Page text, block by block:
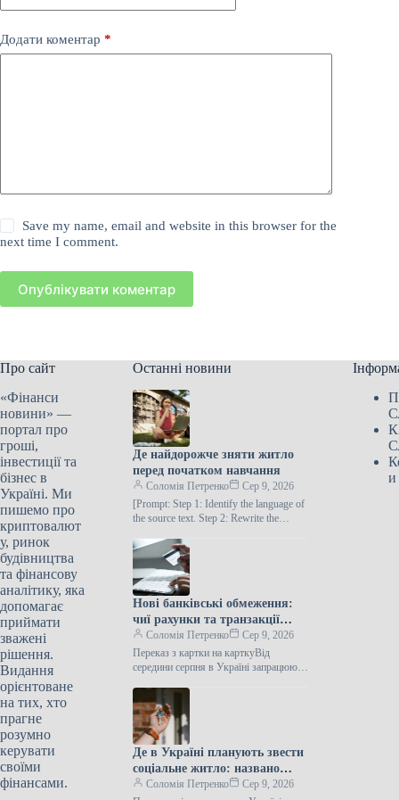
Додати коментар *
Save my name, email and website in this browser for the
next time I comment.
Опублікувати коментар
Про сайт
«Фінанси
новини» —
портал про
гроші,
інвестиції та
бізнес в
Україні. Ми
пишемо про
криптовалют
у, ринок
будівництва
та фінансову
аналітику, яка
допомагає
приймати
зважені
рішення.
Видання
орієнтоване
на тих, хто
прагне
розумно
керувати
своїми
фінансами.
Останні новини
Де найдорожче зняти житло
перед початком навчання
Соломія Петренко
Сер 9, 2026
[Prompt: Step 1: Identify the language of
the source text. Step 2: Rewrite the
IDENTIFIED…
Нові банківські обмеження:
чиї рахунки та транзакції
будуть заморожені з серпня
Соломія Петренко
Сер 9, 2026
Переказ з картки на карткуВід
середини серпня в Україні запрацюють
що передбачають додаткові перевірки
для певних…
Де в Україні планують звести
соціальне житло: названо
перші п’ять населених
Соломія Петренко
Сер 9, 2026
и